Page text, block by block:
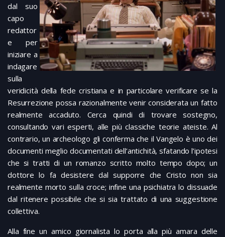
dal suo
capo
redattor
e per
iniziare a
indagare
sulla
veridicità della fede cristiana e in particolare verificare se la
Resurrezione possa razionalmente venir considerata un fatto
realmente accaduto. Cerca quindi di trovare sostegno,
consultando vari esperti, alle più classiche teorie ateiste. Al
contrario, un archeologo gli conferma che il Vangelo è uno dei
documenti meglio documentati dell’antichità, sfatando l’ipotesi
che si tratti di un romanzo scritto molto tempo dopo; un
dottore lo fa desistere dal supporre che Cristo non sia
realmente morto sulla croce; infine una psichiatra lo dissuade
dal ritenere possibile che si sia trattato di una suggestione
collettiva.
Alla fine un amico giornalista lo porta alla più amara delle